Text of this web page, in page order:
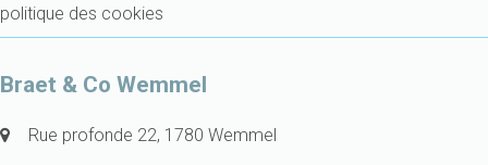
politique des cookies
Braet & Co Wemmel
Rue profonde 22, 1780 Wemmel